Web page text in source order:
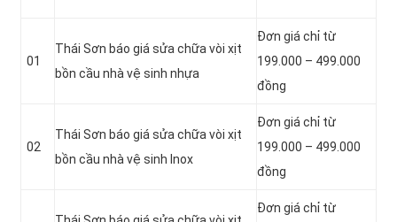
01
Thái Sơn báo giá sửa chữa vòi xịt
bồn cầu nhà vệ sinh nhựa
Đơn giá chỉ từ
199.000 – 499.000
đồng
02
Thái Sơn báo giá sửa chữa vòi xịt
bồn cầu nhà vệ sinh Inox
Đơn giá chỉ từ
199.000 – 499.000
đồng
Đơn giá chỉ từ